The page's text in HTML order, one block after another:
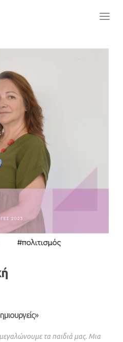
τα παιδιά μας. Μια